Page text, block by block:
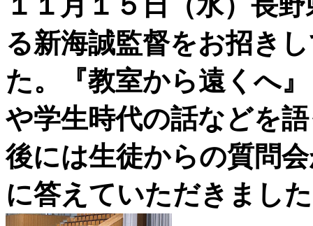
る新海誠監督をお招き
た。『教室から遠くへ
や学生時代の話などを
後には生徒からの質問
に答えていただきまし